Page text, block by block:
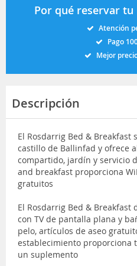
Por qué reservar
Atención
Pago
Mejor
Descripción
El Rosdarrig Bed & Breakfast
castillo de Ballinfad y ofrece
compartido, jardín y servicio
and breakfast proporciona
gratuitos
El Rosdarrig Bed & Breakfast
con TV de pantalla plana y
pelo, artículos de aseo
establecimiento proporciona
un suplemento